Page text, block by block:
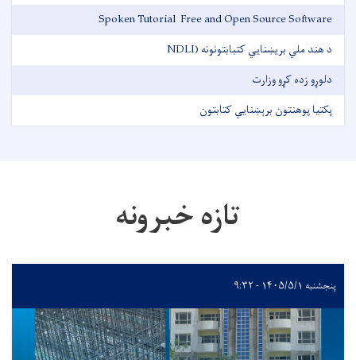
Spoken Tutorial ‌ Free and Open Source Software
د هند ملي بریښنایي کتبابتونونه (NDLI
دلوړو زده کړو وزارت
پکتیا پوهنتون برېښنايي کتابتون
تازه خبرونه
پنجشنبه ۱۴۰۵/۵/۱ - ۹:۳۲